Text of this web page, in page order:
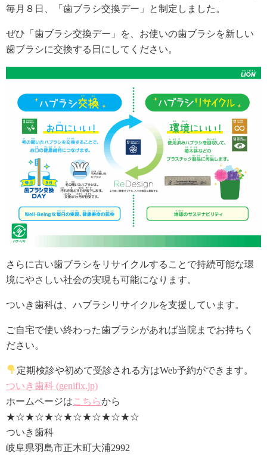
毎月８日、「歯ブラシ交換デー」と制定しました。
ぜひ「歯ブラシ交換デー」を、お使いの歯ブラシを新しい
歯ブラシに交換する日にしてください。
さらに古い歯ブラシをリサイクルすることで持続可能な環
境にやさしい社会の実現も可能になります。
ついき歯科は、ハブラシリサイクルを支援しています。
ご自宅で使い終わった歯ブラシがあれば当院までお持ちく
ださい。
定期検診や初めて受診される方はWeb予約ができます。
ついき歯科 (genifix.jp)
ホームページはこちらから
★☆★☆★☆★☆★☆★☆★☆
ついき歯科
岐阜県羽島市正木町大浦2992